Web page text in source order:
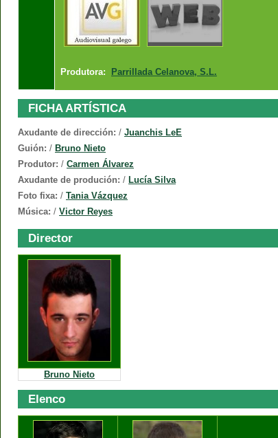
Produtora: Parrillada Celanova, S.L.
FICHA ARTÍSTICA
Axudante de dirección: / Juanchis LeE
Guión: / Bruno Nieto
Produtor: / Carmen Álvarez
Axudante de produción: / Lucía Silva
Foto fixa: / Tania Vázquez
Música: / Victor Reyes
Director
Bruno Nieto
Elenco